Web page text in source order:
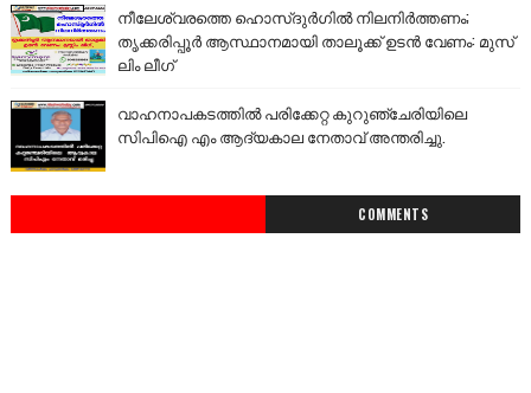
നീലേശ്വരത്തെ ഹൊസ്ദുർഗിൽ നിലനിർത്തണം;
തൃക്കരിപ്പൂർ ആസ്ഥാനമായി താലൂക്ക് ഉടൻ വേണം: മുസ്
ലിം ലീഗ്
വാഹനാപകടത്തിൽ പരിക്കേറ്റ കുറുഞ്ചേരിയിലെ
സിപിഐ എം ആദ്യകാല നേതാവ് അന്തരിച്ചു.
COMMENTS